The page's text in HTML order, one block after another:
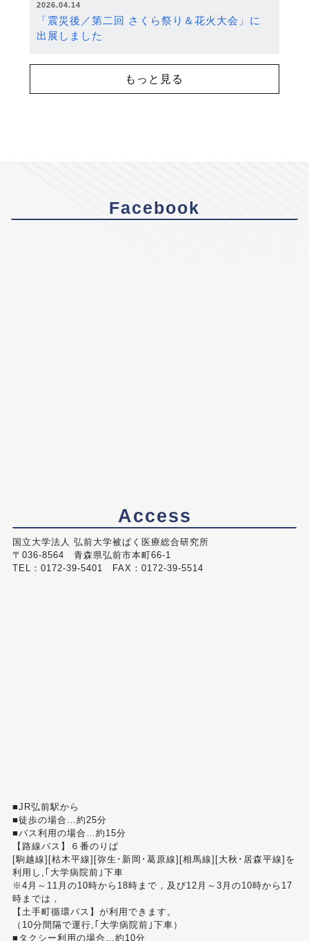
2026.04.14
「震災後／第二回 さくら祭り＆花火大会」に
出展しました
もっと見る
Facebook
Access
国立大学法人 弘前大学被ばく医療総合研究所
〒036-8564 青森県弘前市本町66-1
TEL：0172-39-5401 FAX：0172-39-5514
■JR弘前駅から
■徒歩の場合…約25分
■バス利用の場合…約15分
【路線バス】６番のりば
[駒越線][枯木平線][弥生･新岡･葛原線][相馬線][大秋･居森平線]を
利用し,｢大学病院前｣下車
※4月～11月の10時から18時まで，及び12月～3月の10時から17
時までは，
【土手町循環バス】が利用できます。
（10分間隔で運行,｢大学病院前｣下車）
■タクシー利用の場合…約10分